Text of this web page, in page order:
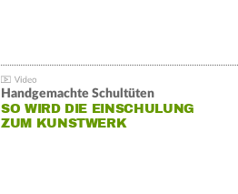
Handgemachte Schultüten
SO WIRD DIE EINSCHULUNG
ZUM KUNSTWERK